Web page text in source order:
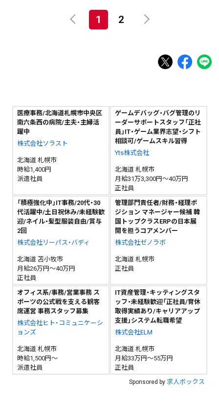
1 2
医療事務/北海道札幌市中央区
南六条西の病院/主夫・主婦活
躍中
株式会社ソラスト
北海道 札幌市
時給1,400円
派遣社員
ゲームデバッグ・バグ管理のリ
ーダーサポートスタッフ「正社
員」IT・ゲーム業界志望・シフト
相談可/ゲームスキル習得
Yts株式会社
北海道 札幌市
月給31万3,300円～40万円
正社員
「積極強化中」IT事務/20代・30
代活躍中/土日祝休み/未経験歓
迎/ネイル・髪型服装自由/賞与
2回
株式会社リーパス・バディ
北海道 苫小牧市
月給26万円～40万円
正社員
管理部門責任者/財務・経理ポ
ジション マネージャー候補 韓
国トップクラスERPの日本展
開を担うコアメンバー
株式会社ゼノラボ
北海道 札幌市
正社員
オフィス系/事務/営業事務 ス
ポーツの公式戦を支える観客
席運営 事務スタッフ募集
株式会社ヒト・コミュニケーシ
ョンズ
北海道 札幌市
時給1,500円～
派遣社員
IT資産管理・キッティングスタ
ッフ・未経験歓迎「正社員/育休
取得実績あり/キャリアアップ
支援」システム転職希望
株式会社ELM
北海道 札幌市
月給33万円～55万円
正社員
Sponsored by 求人ボックス